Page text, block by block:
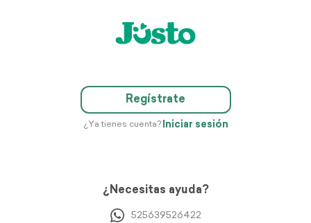
Regístrate
¿Ya tienes cuenta? Iniciar sesión
¿Necesitas ayuda?
525639526422